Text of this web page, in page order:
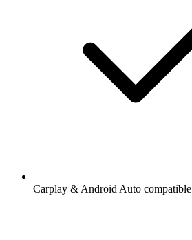
Carplay & Android Auto compatible